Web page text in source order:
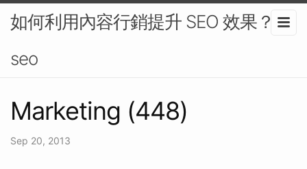
如何利用內容行銷提升 SEO 效果？-
seo
Marketing (448)
Sep 20, 2013